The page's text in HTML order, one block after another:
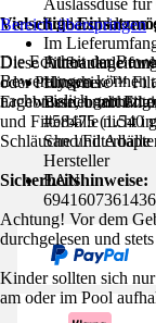
Auslassdüse
Im
Hinweis
Betrieb mit
#58475 (1.540
Sand/Filterbälle
Hersteller
EAN
6941607361436
Vielseitige
Diese Filteranlage
oder Polysphere™
Ergebnisse,
und Filterbälle nicht
Schläuche und
Sicherheitshinweise:
Achtung! Vor dem
durchgelesen und
Kinder sollten sich
am oder im Pool
Bereich überspringen
Die Echtheit der
Bewertungen können
nachweislich genutzt